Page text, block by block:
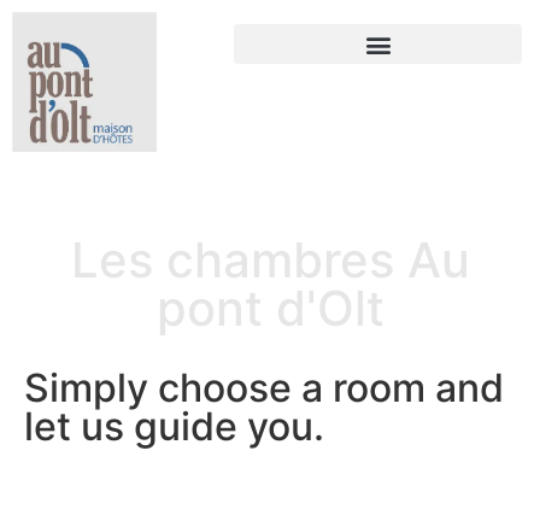
Les chambres Au
pont d'Olt
Homepage
Simply choose a room and
let us guide you.